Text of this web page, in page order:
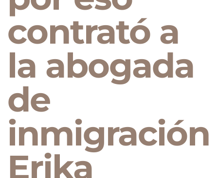
contrató a
la abogada
de
inmigración
Erika